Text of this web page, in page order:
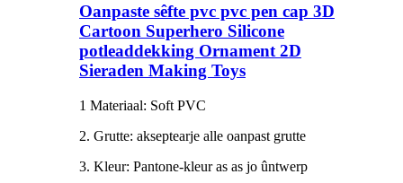
Oanpaste sêfte pvc pvc pen cap 3D
Cartoon Superhero Silicone
potleaddekking Ornament 2D
Sieraden Making Toys
1 Materiaal: Soft PVC
2. Grutte: akseptearje alle oanpast grutte
3. Kleur: Pantone-kleur as as jo ûntwerp